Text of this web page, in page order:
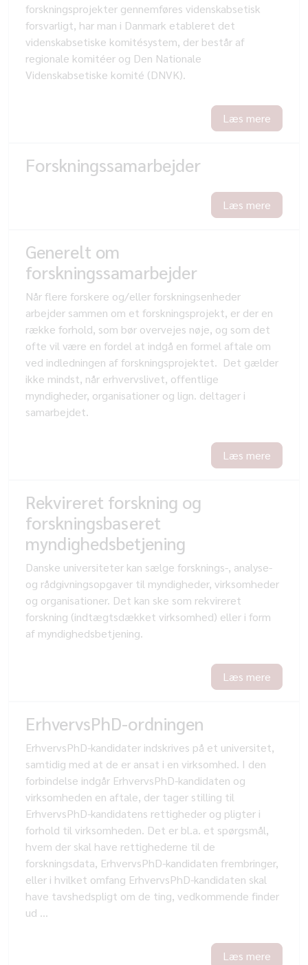
forskningsprojekter gennemføres videnskabsetisk
forsvarligt, har man i Danmark etableret det
videnskabsetiske komitésystem, der består af
regionale komitéer og Den Nationale
Videnskabsetiske komité (DNVK).
Læs mere
Forskningssamarbejder
Læs mere
Generelt om
forskningssamarbejder
Når flere forskere og/eller forskningsenheder
arbejder sammen om et forskningsprojekt, er der en
række forhold, som bør overvejes nøje, og som det
ofte vil være en fordel at indgå en formel aftale om
ved indledningen af forskningsprojektet. Det gælder
ikke mindst, når erhvervslivet, offentlige
myndigheder, organisationer og lign. deltager i
samarbejdet.
Læs mere
Rekvireret forskning og
forskningsbaseret
myndighedsbetjening
Danske universiteter kan sælge forsknings-, analyse-
og rådgivningsopgaver til myndigheder, virksomheder
og organisationer. Det kan ske som rekvireret
forskning (indtægtsdækket virksomhed) eller i form
af myndighedsbetjening.
Læs mere
ErhvervsPhD-ordningen
ErhvervsPhD-kandidater indskrives på et universitet,
samtidig med at de er ansat i en virksomhed. I den
forbindelse indgår ErhvervsPhD-kandidaten og
virksomheden en aftale, der tager stilling til
ErhvervsPhD-kandidatens rettigheder og pligter i
forhold til virksomheden. Det er bl.a. et spørgsmål,
hvem der skal have rettighederne til de
forskningsdata, ErhvervsPhD-kandidaten frembringer,
eller i hvilket omfang ErhvervsPhD-kandidaten skal
have tavshedspligt om de ting, vedkommende finder
ud ...
Læs mere